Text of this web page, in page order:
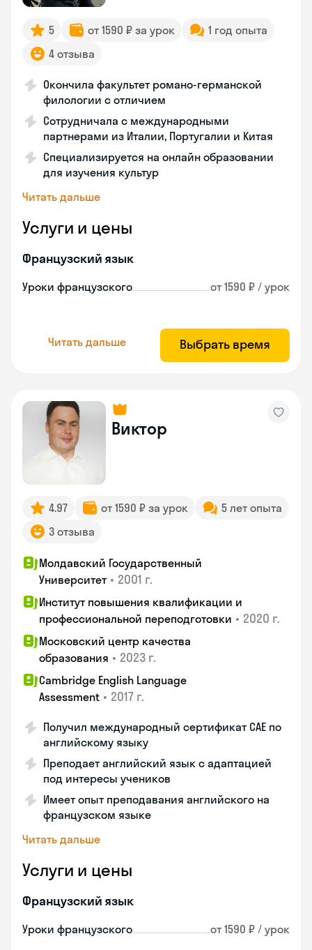
5 от 1590 ₽ за урок
1 год опыта
4 отзыва
Окончила факультет романо-германской
филологии с отличием
Сотрудничала с международными
партнерами из Италии, Португалии и Китая
Специализируется на онлайн образовании
для изучения культур
Читать дальше
Услуги и цены
Французский язык
Уроки французского от 1590 ₽ / урок
Читать дальше Выбрать время
Виктор
4.97 от 1590 ₽ за урок
5 лет опыта
3 отзыва
Молдавский Государственный
Университет • 2001 г.
Институт повышения квалификации и
профессиональной переподготовки • 2020 г.
Московский центр качества
образования • 2023 г.
Cambridge English Language
Assessment • 2017 г.
Получил международный сертификат CAE по
английскому языку
Преподает английский язык с адаптацией
под интересы учеников
Имеет опыт преподавания английского на
французском языке
Читать дальше
Услуги и цены
Французский язык
Уроки французского от 1590 ₽ / урок